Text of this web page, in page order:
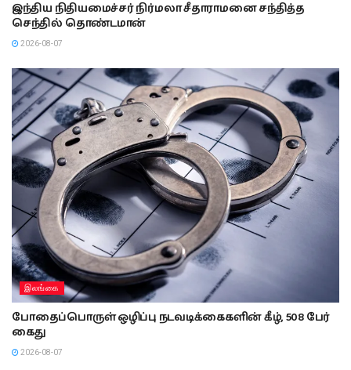
இந்திய நிதியமைச்சர் நிர்மலா சீதாராமனை சந்தித்த
செந்தில் தொண்டமான்
2026-08-07
இலங்கை
போதைப்பொருள் ஒழிப்பு நடவடிக்கைகளின் கீழ், 508 பேர்
கைது
2026-08-07